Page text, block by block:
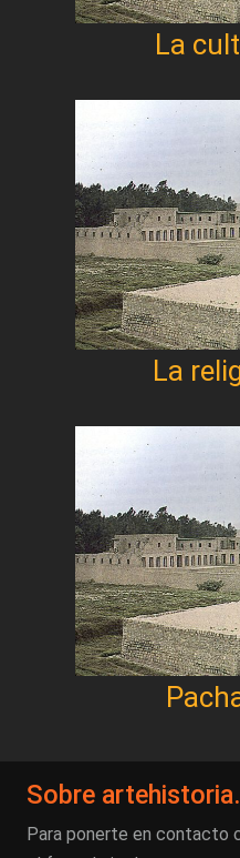
La
La
Sobre
Para ponerte en contacto